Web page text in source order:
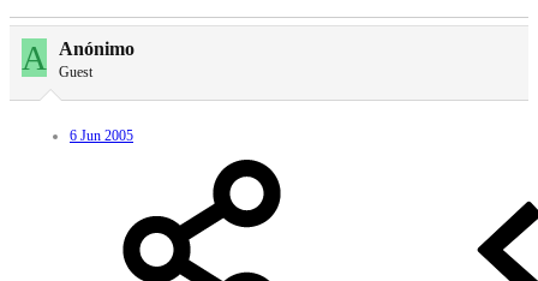
A Anónimo
Guest
6 Jun 2005